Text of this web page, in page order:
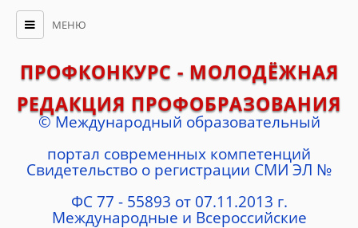
МЕНЮ
ПРОФКОНКУРС - МОЛОДЁЖНАЯ
РЕДАКЦИЯ ПРОФОБРАЗОВАНИЯ
© Международный образовательный
портал современных компетенций
Cвидетельство о регистрации СМИ ЭЛ №
ФС 77 - 55893 от 07.11.2013 г.
Международные и Всероссийские